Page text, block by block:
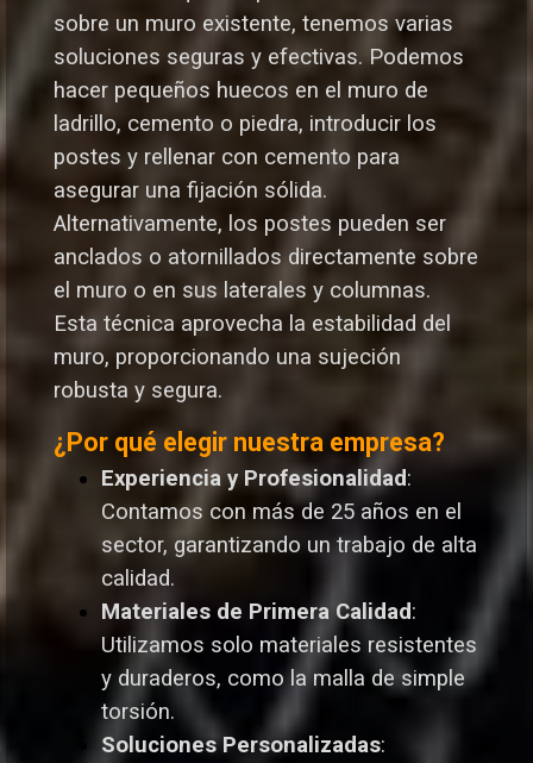
sobre un muro existente, tenemos varias
soluciones seguras y efectivas. Podemos
hacer pequeños huecos en el muro de
ladrillo, cemento o piedra, introducir los
postes y rellenar con cemento para
asegurar una fijación sólida.
Alternativamente, los postes pueden ser
anclados o atornillados directamente sobre
el muro o en sus laterales y columnas.
Esta técnica aprovecha la estabilidad del
muro, proporcionando una sujeción
robusta y segura.
¿Por qué elegir nuestra empresa?
Experiencia y Profesionalidad:
Contamos con más de 25 años en el
sector, garantizando un trabajo de alta
calidad.
Materiales de Primera Calidad:
Utilizamos solo materiales resistentes
y duraderos, como la malla de simple
torsión.
Soluciones Personalizadas: